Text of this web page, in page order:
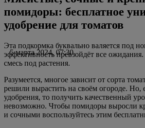
помидоры: бесплатное
удобрение для томатов
5 марта 2024, 07:30
Эта подкормка буквально валяется под
эффективность превзойдёт все
смесь под растения.
Разумеется, многое зависит от сорта
решили вырастить на своём огороде. Но,
удобрения, то получить качественный
невозможно. Чтобы помидоры выросли
и сочными воспользуйтесь этим